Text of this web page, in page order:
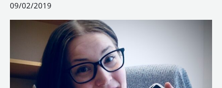
09/02/2019